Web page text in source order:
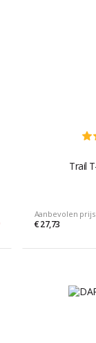
Trail
Aanbevolen prijs
€ 27,73